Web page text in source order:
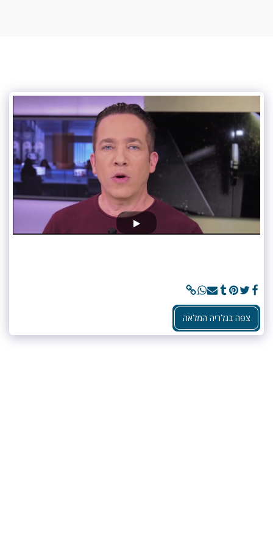
צפה בגלריה המלאה